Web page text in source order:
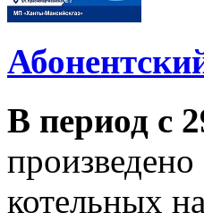
В период с
котельных